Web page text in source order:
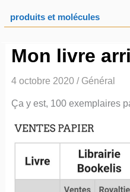
produits et molécules
Mon livre
4 octobre 2020 / Général
Ça y est, 100 exemplaires